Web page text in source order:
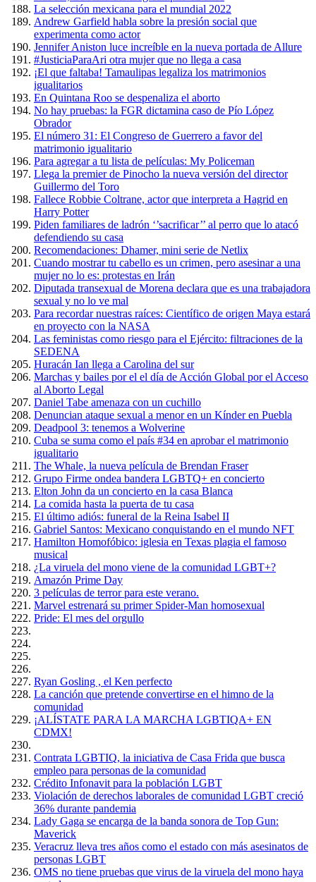
La selección mexicana para el mundial 2022
Andrew Garfield habla sobre la presión social que
experimenta como actor
Jennifer Aniston luce increíble en la nueva portada de Allure
#JusticiaParaAri otra mujer que no llega a casa
¡El que faltaba! Tamaulipas legaliza los matrimonios
igualitarios
En Quintana Roo se despenaliza el aborto
No hay pruebas: la FGR dictamina caso de Pío López
Obrador
El número 31: El Congreso de Guerrero a favor del
matrimonio igualitario
Para agregar a tu lista de películas: My Policeman
Llega la premier de Pinocho la nueva versión del director
Guillermo del Toro
Fallece Robbie Coltrane, actor que interpreta a Hagrid en
Harry Potter
Piden familiares de ladrón ‘’sacrificar’’ al perro que lo atacó
defendiendo su casa
Recomendaciones: Dhamer, mini serie de Netlix
Cuando mostrar tu cabello es un crimen, pero asesinar a una
mujer no lo es: protestas en Irán
Diputada transexual de Morena declara que es una trabajadora
sexual y no lo ve mal
Para recordar nuestras raíces: Científico de origen Maya estará
en proyecto con la NASA
Las feministas como riesgo para el Ejército: filtraciones de la
SEDENA
Huracán Ian llega a Carolina del sur
Marchas y bailes por el el día de Acción Global por el Acceso
al Aborto Legal
Daniel Tabe amenaza con un cuchillo
Denuncian ataque sexual a menor en un Kínder en Puebla
Deadpool 3: tenemos a Wolverine
Cuba se suma como el país #34 en aprobar el matrimonio
igualitario
The Whale, la nueva película de Brendan Fraser
Grupo Firme ondea bandera LGBTQ+ en concierto
Elton John da un concierto en la casa Blanca
La comida hasta la puerta de tu casa
El último adiós: funeral de la Reina Isabel II
Gabriel Santos: Mexicano conquistando en el mundo NFT
Hamilton Homofóbico: iglesia en Texas plagia el famoso
musical
¿La viruela del mono viene de la comunidad LGBT+?
Amazón Prime Day
3 películas de terror para este verano.
Marvel estrenará su primer Spider-Man homosexual
Pride: El mes del orgullo
Ryan Gosling , el Ken perfecto
La canción que pretende convertirse en el himno de la
comunidad
¡ALÍSTATE PARA LA MARCHA LGBTIQA+ EN
CDMX!
Contrata LGBTIQ, la iniciativa de Casa Frida que busca
empleo para personas de la comunidad
Crédito Infonavit para la población LGBT
Violación de derechos laborales de comunidad LGBT creció
36% durante pandemia
Lady Gaga se encarga de la banda sonora de Top Gun:
Maverick
Veracruz lleva tres años como el estado con más asesinatos de
personas LGBT
OMS no tiene pruebas que virus de la viruela del mono haya